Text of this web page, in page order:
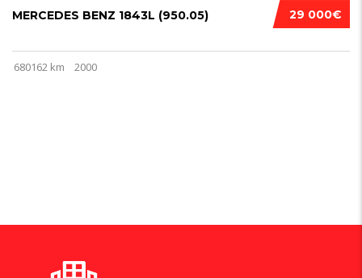
29 000€
MERCEDES BENZ 1843L (950.05)
680162 km 2000